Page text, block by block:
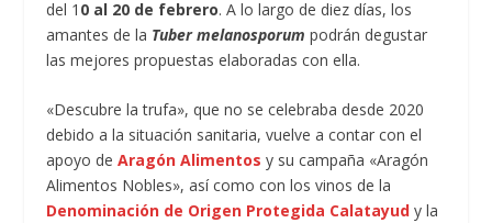
del 1 0 al 20 de febrero. A lo largo de diez días, los
amantes de la Tuber melanosporum podrán degustar
las mejores propuestas elaboradas con ella.
«Descubre la trufa», que no se celebraba desde 2020
debido a la situación sanitaria, vuelve a contar con el
apoyo deAragón Alimentos y su campaña «Aragón
Alimentos Nobles», así como con los vinos de la
Denominación de Origen Protegida Calatayud y la